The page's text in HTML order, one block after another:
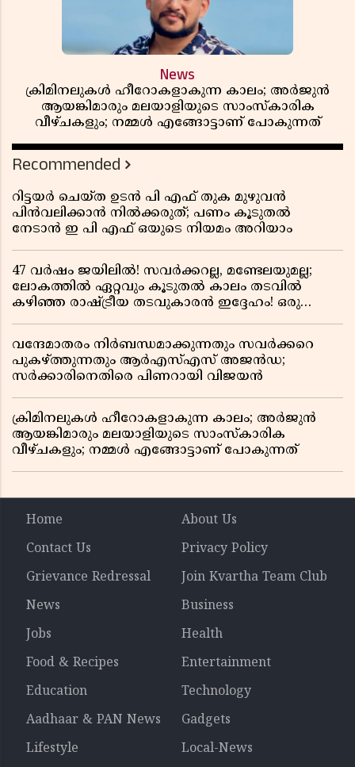
News
ക്രിമിനലുകൾ ഹീറോകളാകുന്ന കാലം; അർജുൻ
ആയങ്കിമാരും മലയാളിയുടെ സാംസ്കാരിക
വീഴ്ചകളും; നമ്മൾ എങ്ങോട്ടാണ് പോകുന്നത്
Recommended
റിട്ടയർ ചെയ്ത ഉടൻ പി എഫ് തുക മുഴുവൻ
പിൻവലിക്കാൻ നിൽക്കരുത്; പണം കൂടുതൽ
നേടാൻ ഇ പി എഫ് ഒയുടെ നിയമം അറിയാം
47 വർഷം ജയിലിൽ! സവർക്കറല്ല, മണ്ടേലയുമല്ല;
ലോകത്തിൽ ഏറ്റവും കൂടുതൽ കാലം തടവിൽ
കഴിഞ്ഞ രാഷ്ട്രീയ തടവുകാരൻ ഇദ്ദേഹം! ഒരു
വന്ദേമാതരം നിർബന്ധമാക്കുന്നതും സവർക്കറെ
പുകഴ്ത്തുന്നതും ആർഎസ്എസ് അജൻഡ;
സർക്കാരിനെതിരെ പിണറായി വിജയൻ
ക്രിമിനലുകൾ ഹീറോകളാകുന്ന കാലം; അർജുൻ
ആയങ്കിമാരും മലയാളിയുടെ സാംസ്കാരിക
വീഴ്ചകളും; നമ്മൾ എങ്ങോട്ടാണ് പോകുന്നത്
Home
About Us
Contact Us
Privacy Policy
Grievance Redressal
Join Kvartha Team Club
News
Business
Jobs
Health
Food & Recipes
Entertainment
Education
Technology
Aadhaar & PAN News
Gadgets
Lifestyle
Local-News